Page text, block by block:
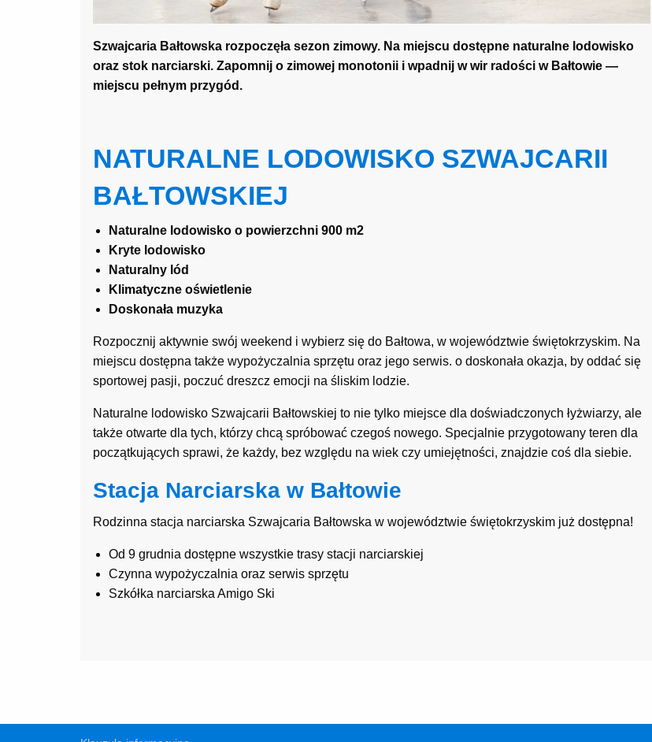
Szwajcaria Bałtowska rozpoczęła sezon zimowy. Na miejscu dostępne naturalne lodowisko
oraz stok narciarski. Zapomnij o zimowej monotonii i wpadnij w wir radości w Bałtowie —
miejscu pełnym przygód.
NATURALNE LODOWISKO SZWAJCARII
BAŁTOWSKIEJ
Naturalne lodowisko o powierzchni 900 m2
Kryte lodowisko
Naturalny lód
Klimatyczne oświetlenie
Doskonała muzyka
Rozpocznij aktywnie swój weekend i wybierz się do Bałtowa, w województwie świętokrzyskim. Na
miejscu dostępna także wypożyczalnia sprzętu oraz jego serwis. o doskonała okazja, by oddać się
sportowej pasji, poczuć dreszcz emocji na śliskim lodzie.
Naturalne lodowisko Szwajcarii Bałtowskiej to nie tylko miejsce dla doświadczonych łyżwiarzy, ale
także otwarte dla tych, którzy chcą spróbować czegoś nowego. Specjalnie przygotowany teren dla
początkujących sprawi, że każdy, bez względu na wiek czy umiejętności, znajdzie coś dla siebie.
Stacja Narciarska w Bałtowie
Rodzinna stacja narciarska Szwajcaria Bałtowska w województwie świętokrzyskim już dostępna!
Od 9 grudnia dostępne wszystkie trasy stacji narciarskiej
Czynna wypożyczalnia oraz serwis sprzętu
Szkółka narciarska Amigo Ski